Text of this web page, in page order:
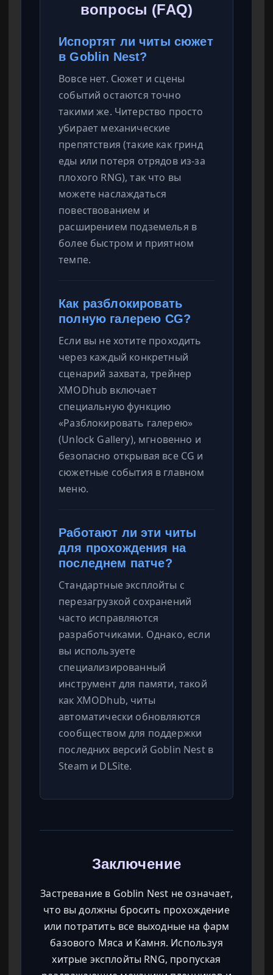
вопросы (FAQ)
Испортят ли читы сюжет
в Goblin Nest?
Вовсе нет. Сюжет и сцены
событий остаются точно
такими же. Читерство просто
убирает механические
препятствия (такие как гринд
еды или потеря отрядов из-за
плохого RNG), так что вы
можете наслаждаться
повествованием и
расширением подземелья в
более быстром и приятном
темпе.
Как разблокировать
полную галерею CG?
Если вы не хотите проходить
через каждый конкретный
сценарий захвата, трейнер
XMODhub включает
специальную функцию
«Разблокировать галерею»
(Unlock Gallery), мгновенно и
безопасно открывая все CG и
сюжетные события в главном
меню.
Работают ли эти читы
для прохождения на
последнем патче?
Стандартные эксплойты с
перезагрузкой сохранений
часто исправляются
разработчиками. Однако, если
вы используете
специализированный
инструмент для памяти, такой
как XMODhub, читы
автоматически обновляются
сообществом для поддержки
последних версий Goblin Nest в
Steam и DLSite.
Заключение
Застревание в Goblin Nest не означает,
что вы должны бросить прохождение
или потратить все выходные на фарм
базового Мяса и Камня. Используя
хитрые эксплойты RNG, пропуская